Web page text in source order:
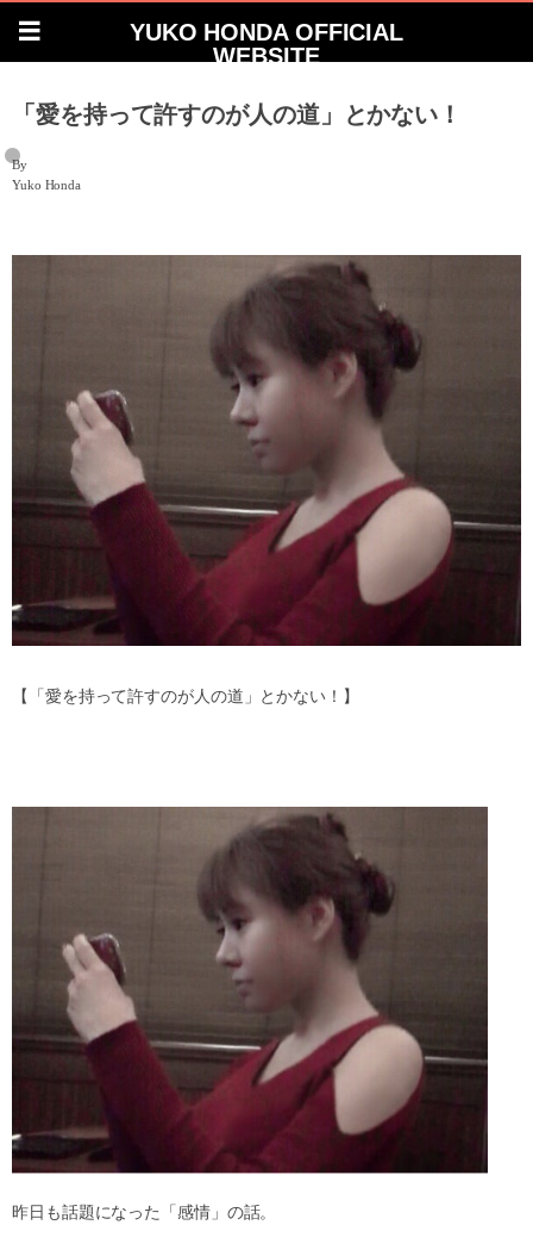
YUKO HONDA OFFICIAL
WEBSITE
「愛を持って許すのが人の道」とかない！
By
Yuko Honda
【「愛を持って許すのが人の道」とかない！】
昨日も話題になった「感情」の話。